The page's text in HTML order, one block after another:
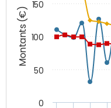
Montants (€)
0
50
100
150